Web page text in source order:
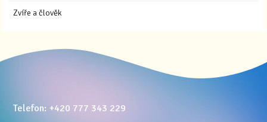
Zvíře a člověk
Telefon: +420 777 343 229